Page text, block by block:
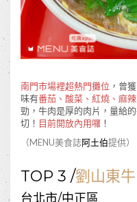
南門市場裡超熱門攤位 ，曾
味有番茄、酸菜、紅燒、麻
勁，牛肉是厚的肉片，量給的
切！ 目前開放內用囉 ！
（MENU美食誌阿土伯提供）
TOP 3 /劉山東
台北市/中正區